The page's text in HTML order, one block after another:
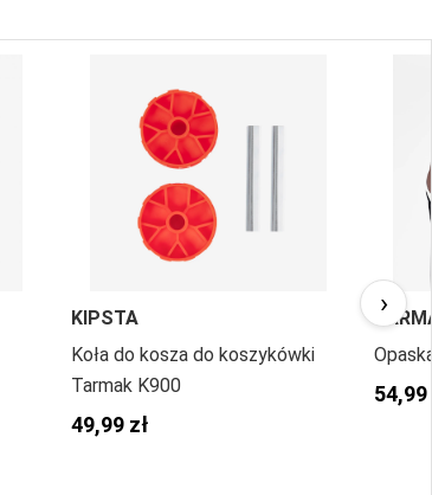
KIPSTA
Koła do kosza do koszykówki
Tarmak K900
49,99 zł
54,99
›